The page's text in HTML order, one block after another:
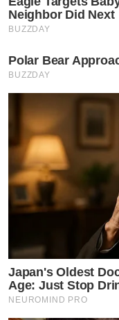
Neighbor Did Next
BUZZDAY
Polar Bear
BUZZDAY
Japan's Oldest
Age: Just Stop
NEUROMIND PRO